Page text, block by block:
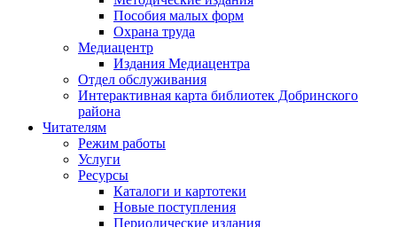
Пособия малых форм
Охрана труда
Медиацентр
Издания Медиацентра
Отдел обслуживания
Интерактивная карта библиотек Добринского
района
Читателям
Режим работы
Услуги
Ресурсы
Каталоги и картотеки
Новые поступления
Периодические издания